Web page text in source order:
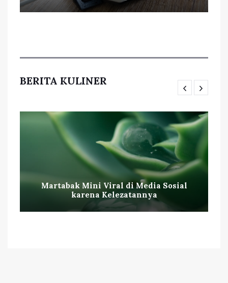
BERITA KULINER
Martabak Mini Viral di Media Sosial
karena Kelezatannya